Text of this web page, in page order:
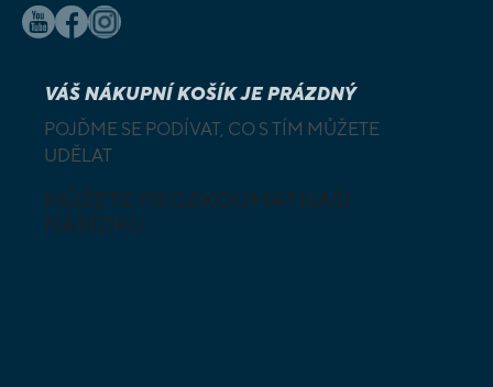
VÁŠ NÁKUPNÍ KOŠÍK JE PRÁZDNÝ
POJĎME SE PODÍVAT, CO S TÍM MŮŽETE
UDĚLAT
MŮŽETE PROZKOUMAT NAŠI
NABÍDKU